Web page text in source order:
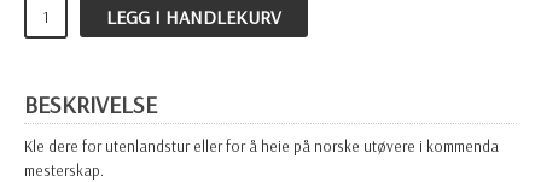
LEGG I HANDLEKURV
BESKRIVELSE
Kle dere for utenlandstur eller for å heie på norske utøvere i kommenda
mesterskap.